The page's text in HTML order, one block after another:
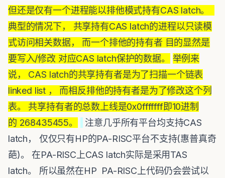
但还是仅有一个进程能以排他模式持有CAS latch。
典型的情况下， 共享持有CAS latch的进程以只读模
式访问相关数据， 而一个排他的持有者 目的显然是
要写入/修改 对应CAS latch保护的数据。
举例来
说， CAS latch的共享持有者是为了扫描一个链表
linked list ， 而相反排他的持有者是为了修改这个列
表。 共享持有者的总数上线是0x0fffffff即10进制
的 268435455。
注意几乎所有平台均支持CAS
latch， 仅仅只有HP的PA-RISC平台不支持(惠普真奇
葩)。 在PA-RISC上CAS latch实际是采用TAS
latch。 所以虽然在HP PA-RISC上代码仍会尝试以